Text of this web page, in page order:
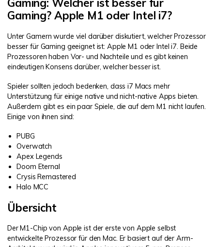
Gaming: Welcher ist besser für
Gaming? Apple M1 oder Intel i7?
Unter Gamern wurde viel darüber diskutiert, welcher Prozessor
besser für Gaming geeignet ist: Apple M1 oder Intel i7. Beide
Prozessoren haben Vor- und Nachteile und es gibt keinen
eindeutigen Konsens darüber, welcher besser ist.
Spieler sollten jedoch bedenken, dass i7 Macs mehr
Unterstützung für einige native und nicht-native Apps bieten.
Außerdem gibt es ein paar Spiele, die auf dem M1 nicht laufen.
Einige von ihnen sind:
PUBG
Overwatch
Apex Legends
Doom Eternal
Crysis Remastered
Halo MCC
Übersicht
Der M1-Chip von Apple ist der erste von Apple selbst
entwickelte Prozessor für den Mac. Er basiert auf der Arm-